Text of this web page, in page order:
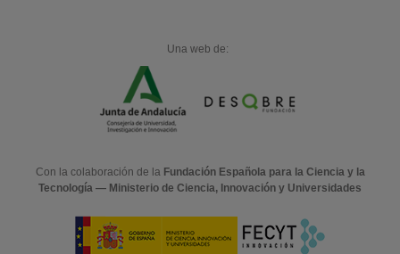
Una web de:
Con la colaboración de la Fundación Española para la Ciencia y la
Tecnología — Ministerio de Ciencia, Innovación y Universidades